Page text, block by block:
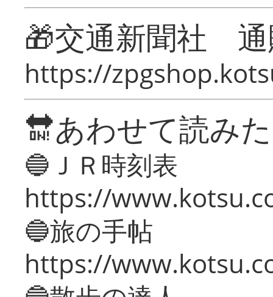
🎁交通新聞社
https://
🔛あわせて読み
🔵ＪＲ時刻表
https://
🔵旅の手帖
https://